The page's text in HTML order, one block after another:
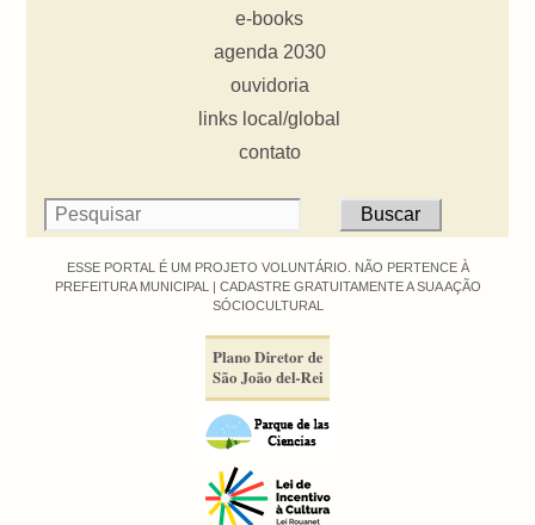
e-books
agenda 2030
ouvidoria
links local/global
contato
ESSE PORTAL É UM PROJETO VOLUNTÁRIO. NÃO PERTENCE À
PREFEITURA MUNICIPAL | CADASTRE GRATUITAMENTE A SUA AÇÃO
SÓCIOCULTURAL